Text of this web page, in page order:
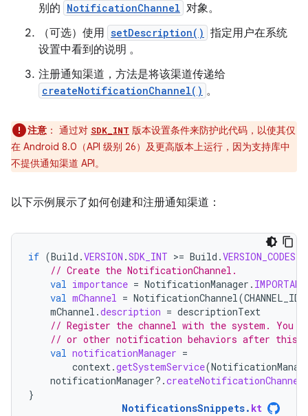
别的 NotificationChannel 对象。
（可选）使用 setDescription() 指定用户在系统
设置中看到的说明 。
注册通知渠道，方法是将该渠道传递给
createNotificationChannel() 。
注意 ： 通过对 SDK_INT 版本设置条件来防护此代码，以使其仅
在 Android 8.0（API 级别 26）及更高版本上运行，因为支持库中
不提供通知渠道 API。
以下示例展示了如何创建和注册通知渠道：
if (Build .VERSION .SDK_INT >= Build .VERSION_CODES
// Create the NotificationChannel.
val importance = NotificationManager .
val mChannel = NotificationChannel(CHANNEL_ID
mChannel .description = descriptionText
// Register the channel with the system. You
// or other notification behaviors after this.
val notificationManager =
context.getSystemService(
notificationManager?.createNotificationChannel
}
NotificationsSnippets. kt